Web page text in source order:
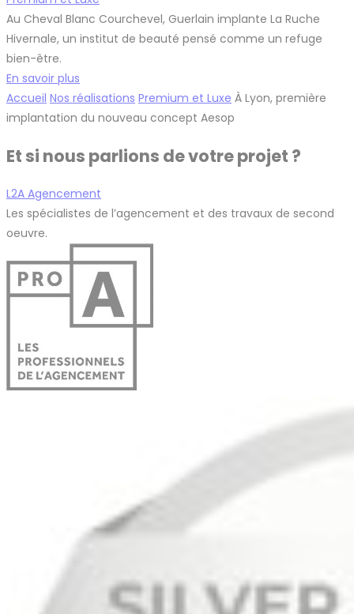
Au Cheval Blanc Courchevel, Guerlain implante La Ruche
Hivernale, un institut de beauté pensé comme un refuge
bien-être.
En savoir plus
Accueil Nos réalisations Premium et Luxe À Lyon, première
implantation du nouveau concept Aesop
Et si nous parlions de votre projet ?
L2A Agencement
Les spécialistes de l’agencement et des travaux de second
oeuvre.